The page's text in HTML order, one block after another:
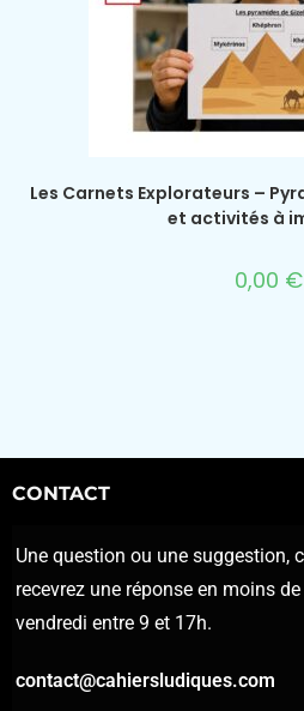
Les Carnets Explorateurs –
et activités à
0,00 €
CONTACT
Une question ou une suggestion,
recevrez une réponse en moins
vendredi entre 9 et 17h.
contact@cahiersludiques.com